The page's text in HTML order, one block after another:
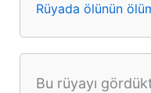
Rüyada ölünün
Bu rüyayı